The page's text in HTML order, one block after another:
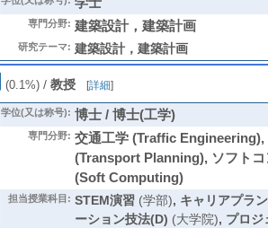
専門分野: 建築設計，建築計画
研究テーマ: 建築設計，建築計画
(0.1%)/ 教授 [詳細]
学位(又は称号): 博士 / 博士(工学)
専門分野: 交通工学 (Traffic Engineering),
(Transport Planning), ソフトコ
(Soft Computing)
担当授業科目: STEM演習(学部), キャリアプラ
ーション技法(D) (大学院), プロジ